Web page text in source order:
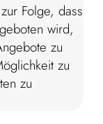
Folge, dass
wird,
zu
zu
zu